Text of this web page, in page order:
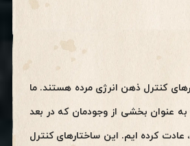
کنترل ذهن انرژی مرده هستند. ما
به عنوان بخشی از وجودمان که در بعد
عادت کرده ایم. این ساختارهای کنترل